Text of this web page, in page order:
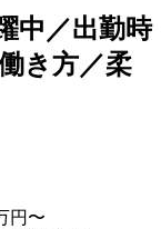
中／出勤時
き方／柔
円〜